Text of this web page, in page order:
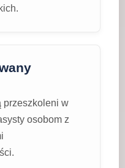
przeszkoleni w
osobom z